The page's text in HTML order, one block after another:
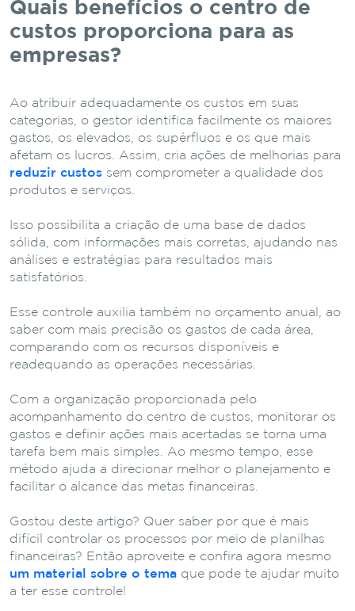
Quais benefícios o centro de
custos proporciona para as
empresas?
Ao atribuir adequadamente os custos em suas
categorias, o gestor identifica facilmente os maiores
gastos, os elevados, os supérfluos e os que mais
afetam os lucros. Assim, cria ações de melhorias para
reduzir custos sem comprometer a qualidade dos
produtos e serviços.
Isso possibilita a criação de uma base de dados
sólida, com informações mais corretas, ajudando nas
análises e estratégias para resultados mais
satisfatórios.
Esse controle auxilia também no orçamento anual, ao
saber com mais precisão os gastos de cada área,
comparando com os recursos disponíveis e
readequando as operações necessárias.
Com a organização proporcionada pelo
acompanhamento do centro de custos, monitorar os
gastos e definir ações mais acertadas se torna uma
tarefa bem mais simples. Ao mesmo tempo, esse
método ajuda a direcionar melhor o planejamento e
facilitar o alcance das metas financeiras.
Gostou deste artigo? Quer saber por que é mais
difícil controlar os processos por meio de planilhas
financeiras? Então aproveite e confira agora mesmo
um material sobre o tema que pode te ajudar muito
a ter esse controle!